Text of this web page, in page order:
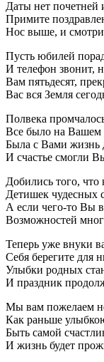
Даты нет почетней
Примите
Нос выше, и
Пусть юбилей
И телефон звонит,
Вам пятьдесят,
Вас вся Земля
Полвека
Все было на Вашем
Была с Вами жизнь
И счастье смогли
Добились того, что
Детишек чудесных
А если чего-то Вы
Возможностей
Теперь уже внуки
Себя берегите для
Улыбки родных
И праздник
Мы вам пожелаем
Как раньше
Быть самой
И жизнь будет